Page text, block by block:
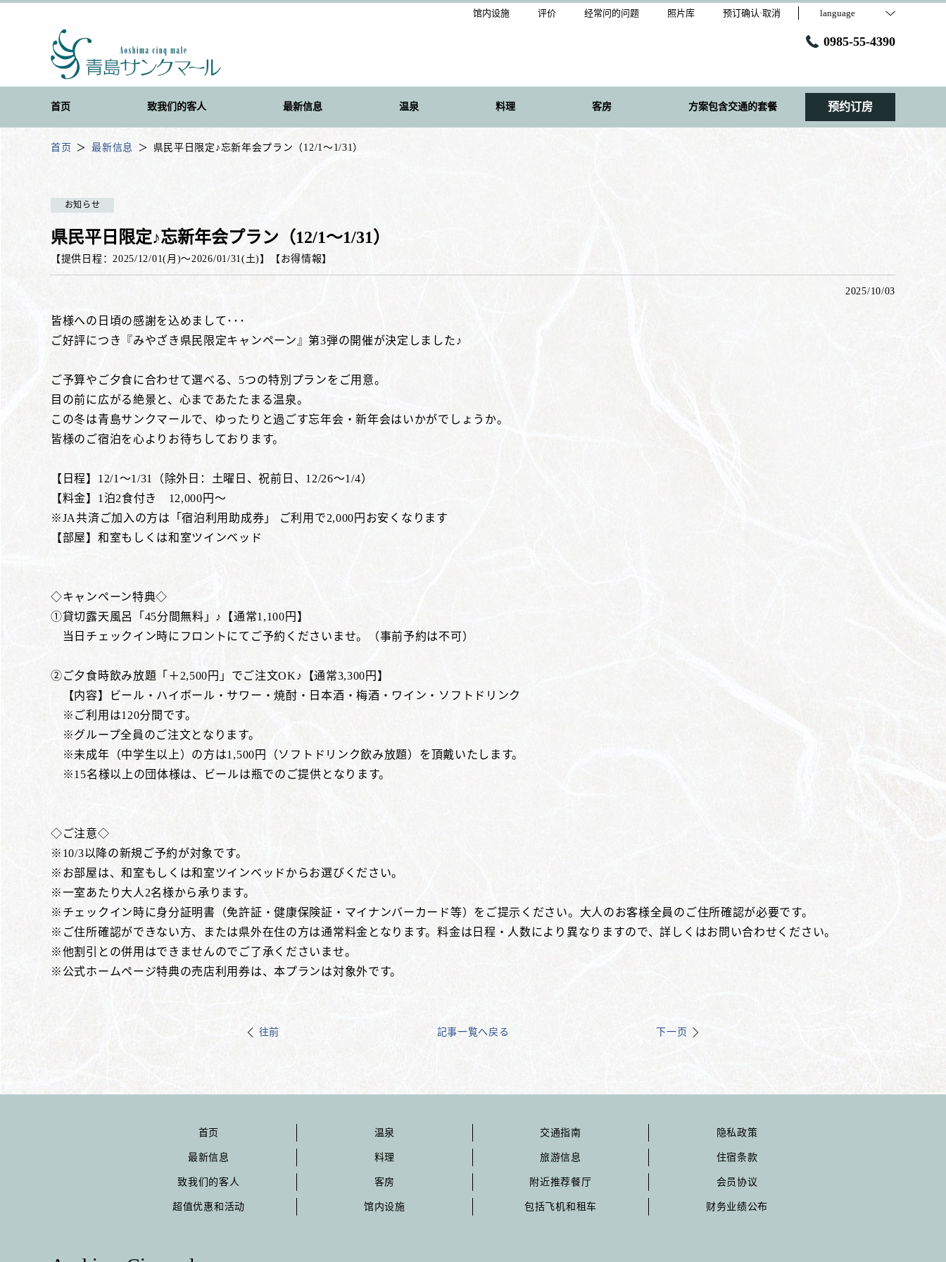
馆内设施 评价 经常问的问题 照片库 预订确认·取消 language
0985-55-4390
首页 致我们的客人 最新信息 温泉 料理 客房 方案包含交通的套餐 预约订房
首页 最新信息 県民平日限定♪忘新年会プラン（12/1～1/31）
お知らせ
県民平日限定♪忘新年会プラン（12/1～1/31）
【提供日程：2025/12/01(月)〜2026/01/31(土) 】 【 お得情報】
2025/10/03
皆様への日頃の感謝を込めまして･･･
ご好評につき『みやざき県民限定キャンペーン』第3弾の開催が決定しました♪
ご予算やご夕食に合わせて選べる、5つの特別プランをご用意。
目の前に広がる絶景と、心まであたたまる温泉。
この冬は青島サンクマールで、ゆったりと過ごす忘年会・新年会はいかがでしょうか。
皆様のご宿泊を心よりお待ちしております。
【日程】12/1～1/31（除外日：土曜日、祝前日、12/26～1/4）
【料金】1泊2食付き 12,000円～
※JA共済ご加入の方は「宿泊利用助成券」 ご利用で2,000円お安くなります
【部屋】和室もしくは和室ツインベッド
◇キャンペーン特典◇
①貸切露天風呂「45分間無料」♪【通常1,100円】
当日チェックイン時にフロントにてご予約くださいませ。（事前予約は不可）
②ご夕食時飲み放題「＋2,500円」でご注文OK♪【通常3,300円】
【内容】ビール・ハイボール・サワー・焼酎・日本酒・梅酒・ワイン・ソフトドリンク
※ご利用は120分間です。
※グループ全員のご注文となります。
※未成年（中学生以上）の方は1,500円（ソフトドリンク飲み放題）を頂戴いたします。
※15名様以上の団体様は、ビールは瓶でのご提供となります。
◇ご注意◇
※10/3以降の新規ご予約が対象です。
※お部屋は、和室もしくは和室ツインベッドからお選びください。
※一室あたり大人2名様から承ります。
※チェックイン時に身分証明書（免許証・健康保険証・マイナンバーカード等）をご提示ください。大人のお客様全員のご住所確認が必要です。
※ご住所確認ができない方、または県外在住の方は通常料金となります。料金は日程・人数により異なりますので、詳しくはお問い合わせください。
※他割引との併用はできませんのでご了承くださいませ。
※公式ホームページ特典の売店利用券は、本プランは対象外です。
往前 記事一覧へ戻る 下一页
首页
最新信息
致我们的客人
超值优惠和活动
温泉
料理
客房
馆内设施
交通指南
旅游信息
附近推荐餐厅
包括飞机和租车
隐私政策
住宿条款
会员协议
财务业绩公布